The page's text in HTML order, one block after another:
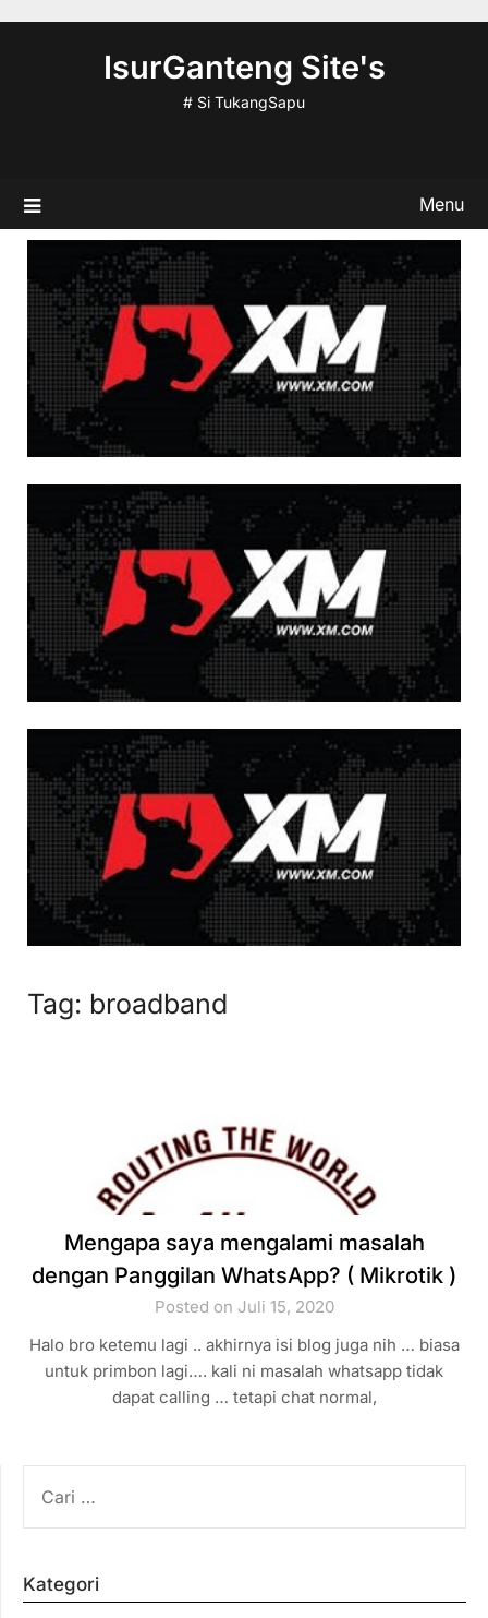
IsurGanteng Site's
# Si TukangSapu
Menu
Tag: broadband
Mengapa saya mengalami masalah
dengan Panggilan WhatsApp? ( Mikrotik )
Posted on Juli 15, 2020
Halo bro ketemu lagi .. akhirnya isi blog juga nih … biasa
untuk primbon lagi…. kali ni masalah whatsapp tidak
dapat calling … tetapi chat normal,
UNTUK:
Kategori